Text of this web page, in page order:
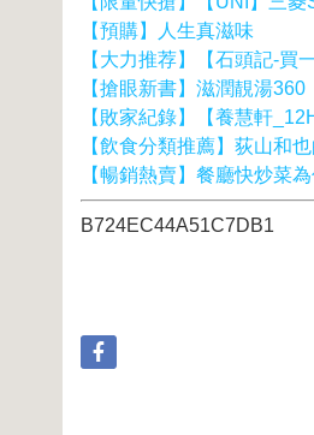
【預購】人生真滋味
【大力推荐】【石頭記-買
【搶眼新書】滋潤靚湯360
【敗家紀錄】【養慧軒
【飲食分類推薦】荻山和
【暢銷熱賣】餐廳快炒菜
B724EC44A51C7DB1